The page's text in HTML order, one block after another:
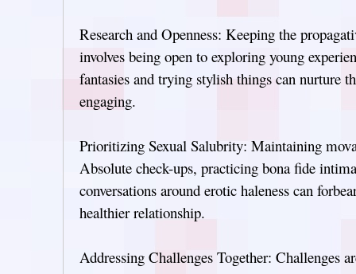
Research and Openness: Keeping the
involves being open to exploring young
fantasies and trying stylish things can nurture
engaging.
Prioritizing Sexual Salubrity: Maintaining
Absolute check-ups, practicing bona fide
conversations around erotic haleness can
healthier relationship.
Addressing Challenges Together: Challenges